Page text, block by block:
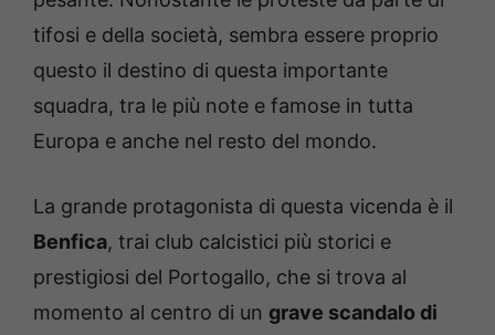
tifosi e della società, sembra essere proprio
questo il destino di questa importante
squadra, tra le più note e famose in tutta
Europa e anche nel resto del mondo.
La grande protagonista di questa vicenda è il
Benfica, trai club calcistici più storici e
prestigiosi del Portogallo, che si trova al
momento al centro di un grave scandalo di